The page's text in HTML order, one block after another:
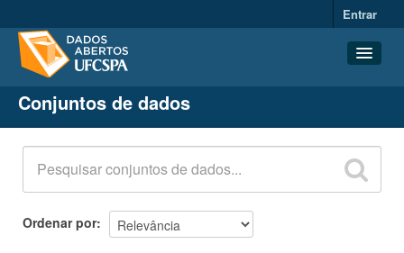
Entrar
Conjuntos de dados
Organizações
Grupos
Sobre
Conjuntos de dados
Ordenar por